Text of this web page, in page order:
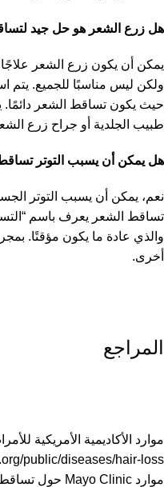
هل زرع الشعر هو حل جيد
يمكن أن يكون زرع الشعر
ولكن ليس مناسبًا للجميع. يتم
حيث يكون تساقط الشعر دائمًا.
طبيب الجلدية أو جراح زرع
هل يمكن أن يسبب التوتر
نعم، يمكن أن يسبب التوتر
والذي عادة ما يكون مؤقتًا.
أخرى.
المراجع
موارد الأكاديمية الأمريكية
public/diseases/hair-loss
موارد Mayo Clinic حول تساقط الشعر: